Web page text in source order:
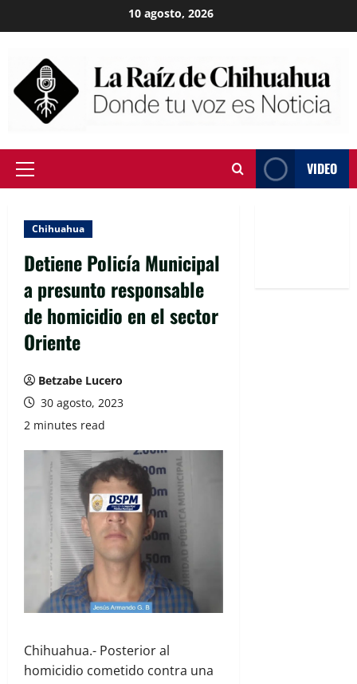
to
10 agosto, 2026
Primary
VIDEO
Chihuahua
Detiene Policía Municipal
a presunto responsable
de homicidio en el sector
Oriente
Betzabe Lucero
30 agosto, 2023
2 minutes read
Chihuahua.- Posterior al
homicidio cometido contra una